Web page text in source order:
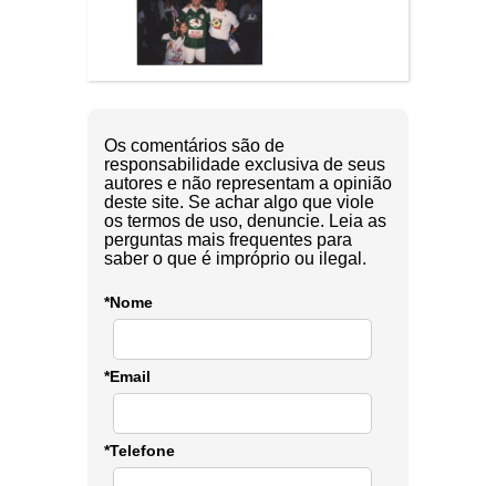
Os comentários são de
responsabilidade exclusiva de seus
autores e não representam a opinião
deste site. Se achar algo que viole
os termos de uso, denuncie. Leia as
perguntas mais frequentes para
saber o que é impróprio ou ilegal.
*Nome
*Email
*Telefone